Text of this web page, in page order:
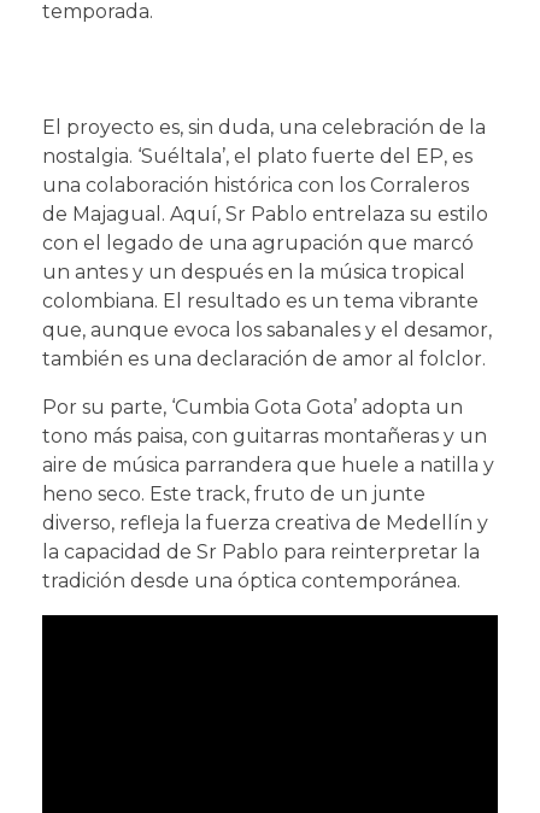
temporada.
El proyecto es, sin duda, una celebración de la
nostalgia. ‘Suéltala’, el plato fuerte del EP, es
una colaboración histórica con los Corraleros
de Majagual. Aquí, Sr Pablo entrelaza su estilo
con el legado de una agrupación que marcó
un antes y un después en la música tropical
colombiana. El resultado es un tema vibrante
que, aunque evoca los sabanales y el desamor,
también es una declaración de amor al folclor.
Por su parte, ‘Cumbia Gota Gota’ adopta un
tono más paisa, con guitarras montañeras y un
aire de música parrandera que huele a natilla y
heno seco. Este track, fruto de un junte
diverso, refleja la fuerza creativa de Medellín y
la capacidad de Sr Pablo para reinterpretar la
tradición desde una óptica contemporánea.